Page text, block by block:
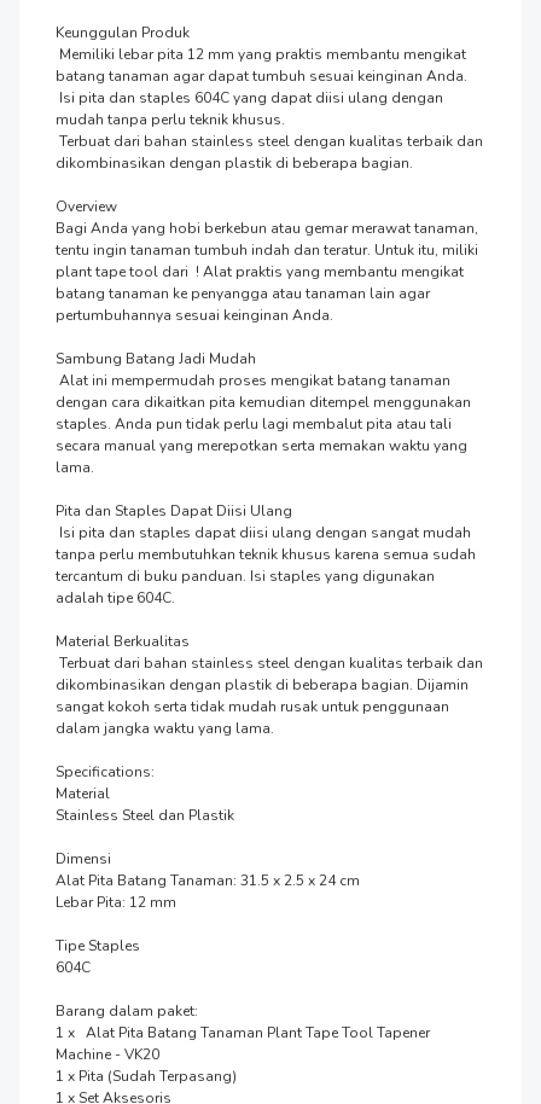
Keunggulan Produk
batang tanaman agar dapat tumbuh sesuai keinginan Anda.
mudah tanpa perlu teknik khusus.
dikombinasikan dengan plastik di beberapa bagian.
Overview
Bagi Anda yang hobi berkebun atau gemar merawat tanaman,
tentu ingin tanaman tumbuh indah dan teratur. Untuk itu, miliki
plant tape tool dari  ! Alat praktis yang membantu mengikat
batang tanaman ke penyangga atau tanaman lain agar
pertumbuhannya sesuai keinginan Anda.
Sambung Batang Jadi Mudah
dengan cara dikaitkan pita kemudian ditempel menggunakan
staples. Anda pun tidak perlu lagi membalut pita atau tali
secara manual yang merepotkan serta memakan waktu yang
lama.
Pita dan Staples Dapat Diisi Ulang
tanpa perlu membutuhkan teknik khusus karena semua sudah
tercantum di buku panduan. Isi staples yang digunakan
adalah tipe 604C.
Material Berkualitas
dikombinasikan dengan plastik di beberapa bagian. Dijamin
sangat kokoh serta tidak mudah rusak untuk penggunaan
dalam jangka waktu yang lama.
Specifications:
Material
Stainless Steel dan Plastik
Dimensi
Alat Pita Batang Tanaman: 31.5 x 2.5 x 24 cm
Lebar Pita: 12 mm
Tipe Staples
604C
Barang dalam paket:
1 x   Alat Pita Batang Tanaman Plant Tape Tool Tapener
Machine - VK20
1 x Pita (Sudah Terpasang)
1 x Set Aksesoris